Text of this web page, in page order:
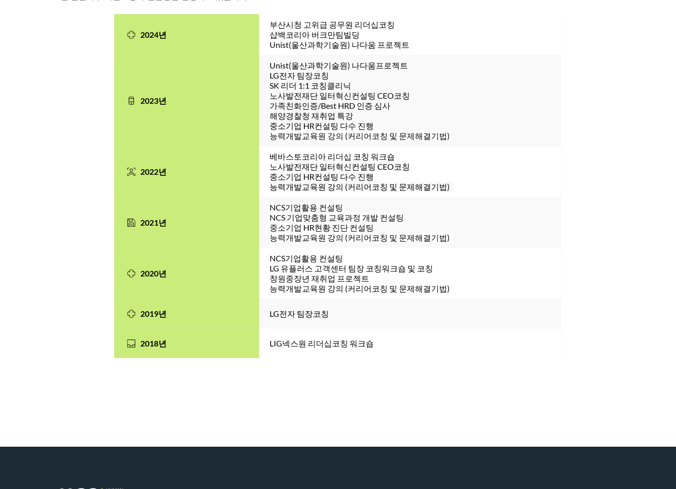
2024년
부산시청 고위급 공무원 리더십코칭
샵백코리아 버크만팀빌딩
Unist(울산과학기술원) 나다움 프로젝트
2023년
Unist(울산과학기술원) 나다움프로젝트
LG전자 팀장코칭
SK 리더 1:1 코칭클리닉
노사발전재단 일터혁신컨설팅 CEO코칭
가족친화인증/Best HRD 인증 심사
해양경찰청 재취업 특강
중소기업 HR컨설팅 다수 진행
능력개발교육원 강의 (커리어코칭 및 문제해결기법)
2022년
베바스토코리아 리더십 코칭 워크숍
노사발전재단 일터혁신컨설팅 CEO코칭
중소기업 HR컨설팅 다수 진행
능력개발교육원 강의 (커리어코칭 및 문제해결기법)
2021년
NCS기업활용 컨설팅
NCS 기업맞춤형 교육과정 개발 컨설팅
중소기업 HR현황 진단 컨설팅
능력개발교육원 강의 (커리어코칭 및 문제해결기법)
2020년
NCS기업활용 컨설팅
LG 유플러스 고객센터 팀장 코칭워크숍 및 코칭
창원중장년 재취업 프로젝트
능력개발교육원 강의 (커리어코칭 및 문제해결기법)
2019년 LG전자 팀장코칭
2018년 LIG넥스원 리더십코칭 워크숍